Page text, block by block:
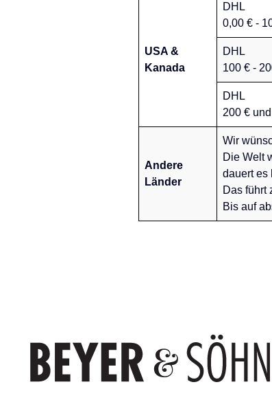
USA &
Kanada
DHL
0,00 € -
DHL
100 € -
DHL
200 €
Andere
Länder
Wir
Die Welt
dauert es
Das führt
Bis auf